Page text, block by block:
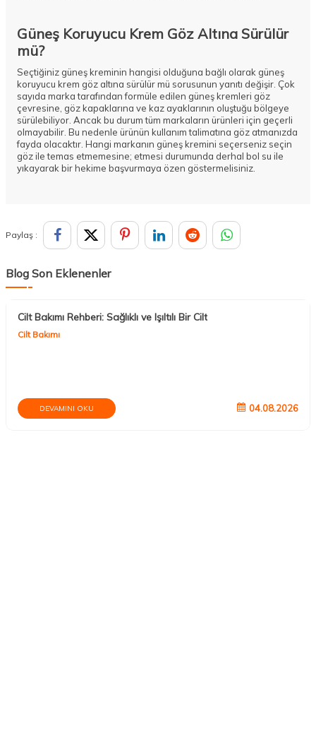
Güneş Koruyucu Krem Göz Altına Sürülür
mü?
Seçtiğiniz güneş kreminin hangisi olduğuna bağlı olarak güneş
koruyucu krem göz altına sürülür mü sorusunun yanıtı değişir. Çok
sayıda marka tarafından formüle edilen güneş kremleri göz
çevresine, göz kapaklarına ve kaz ayaklarının oluştuğu bölgeye
sürülebiliyor. Ancak bu durum tüm markaların ürünleri için geçerli
olmayabilir. Bu nedenle ürünün kullanım talimatına göz atmanızda
fayda olacaktır. Hangi markanın güneş kremini seçerseniz seçin
göz ile temas etmemesine; etmesi durumunda derhal bol su ile
yıkayarak bir hekime başvurmaya özen göstermelisiniz.
Paylaş :
Blog Son Eklenenler
Cilt Bakımı Rehberi: Sağlıklı ve Işıltılı Bir Cilt
Cilt Bakımı
DEVAMINI OKU 04.08.2026